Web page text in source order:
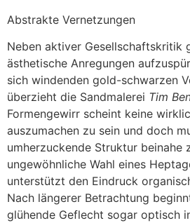
Abstrakte Vernetzungen
Neben aktiver Gesellschaftskritik
ästhetische Anregungen
sich windenden gold-schwarzen
überzieht die Sandmalerei Tim
Formengewirr scheint keine
auszumachen zu sein und doch
umherzuckende Struktur beinahe
ungewöhnliche Wahl eines
unterstützt den Eindruck
Nach längerer Betrachtung
glühende Geflecht sogar optisch